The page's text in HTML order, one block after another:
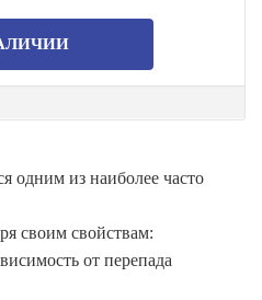
одним из наиболее часто
своим свойствам:
от перепада